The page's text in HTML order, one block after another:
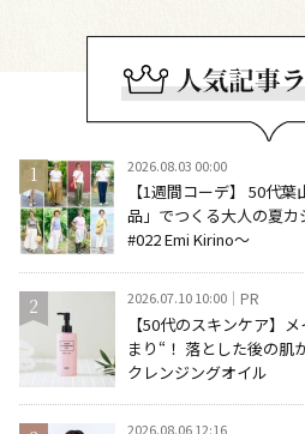
2026.08.03 00:00
【1週間コーデ】 50代
品」でつくる大人の夏
#022 Emi Kirino～
2026.07.10 10:00 PR
【50代のスキンケア】
まり“！ 落とした後の肌
クレンジングオイル
2026.08.06 12:16